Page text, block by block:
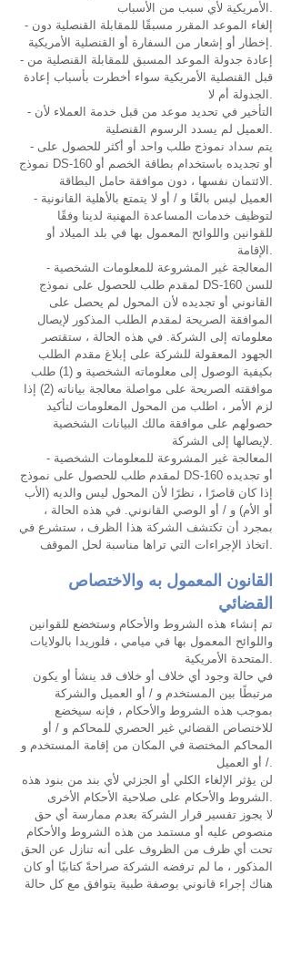
الأمريكية لأي سبب من الأسباب.
- إلغاء الموعد المقرر مسبقًا للمقابلة القنصلية دون
إخطار أو إشعار من السفارة أو القنصلية الأمريكية.
- إعادة جدولة الموعد المسبق للمقابلة القنصلية من
قبل القنصلية الأمريكية سواء أخطرت بأسباب إعادة
الجدولة أم لا.
- التأخير في تحديد موعد من قبل خدمة العملاء لأن
العميل لم يسدد الرسوم القنصلية.
- يتم سداد نموذج طلب واحد أو أكثر للحصول على
نموذج DS-160 أو تجديده باستخدام بطاقة الخصم أو
الائتمان نفسها ، دون موافقة حامل البطاقة.
- العميل ليس بالغًا و / أو لا يتمتع بالأهلية القانونية
لتوظيف خدمات المساعدة المهنية لدينا وفقًا
للقوانين واللوائح المعمول بها في بلد الميلاد أو
الإقامة.
- المعالجة غير المشروعة للمعلومات الشخصية
لمقدم طلب للحصول على نموذج DS-160 للسن
القانوني أو تجديده لأن المحول لم يحصل على
الموافقة الصريحة لمقدم الطلب المذكور لإيصال
معلوماته إلى الشركة. في هذه الحالة ، ستقتصر
الجهود المعقولة للشركة على إبلاغ مقدم الطلب
بكيفية الوصول إلى معلوماته الشخصية و (1) طلب
موافقته الصريحة على مواصلة معالجة بياناته (2) إذا
لزم الأمر ، اطلب من المحول المعلومات لتأكيد
حصولهم على موافقة مالك البيانات الشخصية
لإيصالها إلى الشركة.
- المعالجة غير المشروعة للمعلومات الشخصية
لمقدم طلب للحصول على نموذج DS-160 أو تجديده
إذا كان قاصرًا ، نظرًا لأن المحول ليس والديه (الأب
أو الأم) و / أو الوصي القانوني. في هذه الحالة ،
بمجرد أن تكتشف الشركة هذا الظرف ، ستشرع في
اتخاذ الإجراءات التي تراها مناسبة لحل الموقف.
القانون المعمول به والاختصاص
القضائي
تم إنشاء هذه الشروط والأحكام وستخضع للقوانين
واللوائح المعمول بها في ميامي ، فلوريدا بالولايات
المتحدة الأمريكية.
في حالة وجود أي خلاف أو خلاف قد ينشأ أو يكون
مرتبطًا بين المستخدم و / أو العميل والشركة
بموجب هذه الشروط والأحكام ، فإنه سيخضع
للاختصاص القضائي غير الحصري للمحاكم و / أو
المحاكم المختصة في المكان من إقامة المستخدم و
/ أو العميل.
لن يؤثر الإلغاء الكلي أو الجزئي لأي بند من بنود هذه
الشروط والأحكام على صلاحية الأحكام الأخرى.
لا يجوز تفسير قرار الشركة بعدم ممارسة أي حق
منصوص عليه أو مستمد من هذه الشروط والأحكام
تحت أي ظرف من الظروف على أنه تنازل عن الحق
المذكور ، ما لم ترفضه الشركة صراحةً كتابيًا أو كان
هناك إجراء قانوني بوصفة طبية يتوافق مع كل حالة